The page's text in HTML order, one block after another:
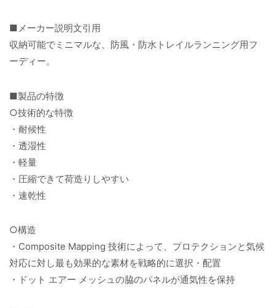
■メーカー説明文引用
収納可能でミニマルな、防風・防水トレイルランニング用フ
ーディー。
■製品の特徴
○技術的な特徴
・耐候性
・透湿性
・軽量
・圧縮できて荷造りしやすい
・速乾性
○構造
・Composite Mapping 技術によって、プロテクションと気候
対応に対し最も効果的な素材を戦略的に選択・配置
・ドット エアー メッシュの脇のパネルが通気性を保持